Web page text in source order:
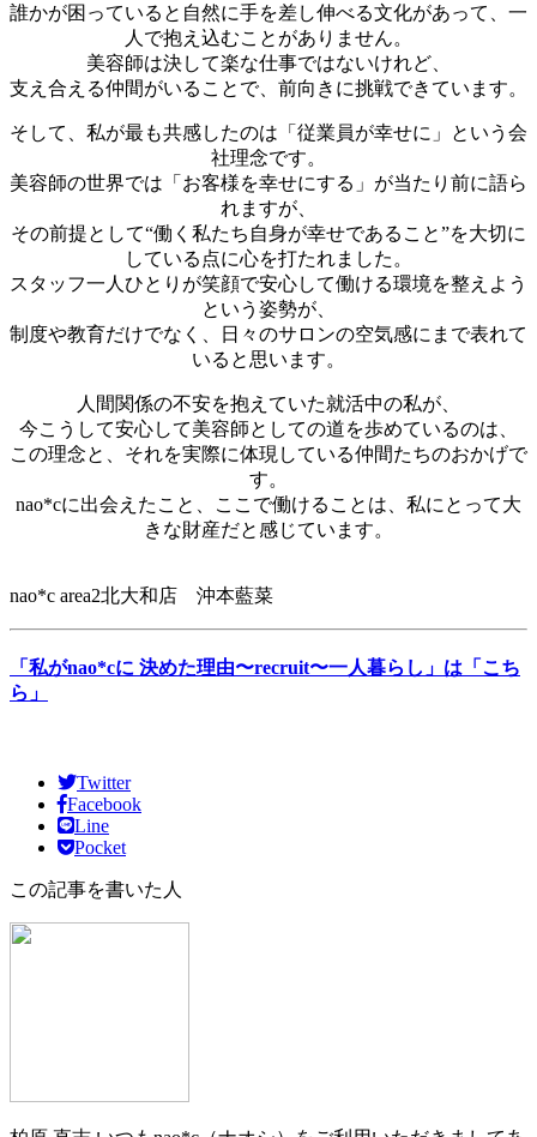
誰かが困っていると自然に手を差し伸べる文化があって、一
人で抱え込むことがありません。
美容師は決して楽な仕事ではないけれど、
支え合える仲間がいることで、前向きに挑戦できています。
そして、私が最も共感したのは「従業員が幸せに」という会
社理念です。
美容師の世界では「お客様を幸せにする」が当たり前に語ら
れますが、
その前提として“働く私たち自身が幸せであること”を大切に
している点に心を打たれました。
スタッフ一人ひとりが笑顔で安心して働ける環境を整えよう
という姿勢が、
制度や教育だけでなく、日々のサロンの空気感にまで表れて
いると思います。
人間関係の不安を抱えていた就活中の私が、
今こうして安心して美容師としての道を歩めているのは、
この理念と、それを実際に体現している仲間たちのおかげで
す。
nao*cに出会えたこと、ここで働けることは、私にとって大
きな財産だと感じています。
nao*c area2北大和店 沖本藍菜
「私がnao*cに 決めた理由〜recruit〜一人暮らし」は「こち
ら」
Twitter
Facebook
Line
Pocket
この記事を書いた人